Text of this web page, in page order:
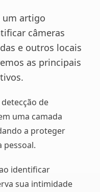
um artigo
câmeras
e outros locais
as principais
de
uma camada
a proteger
pessoal.
identificar
sua intimidade